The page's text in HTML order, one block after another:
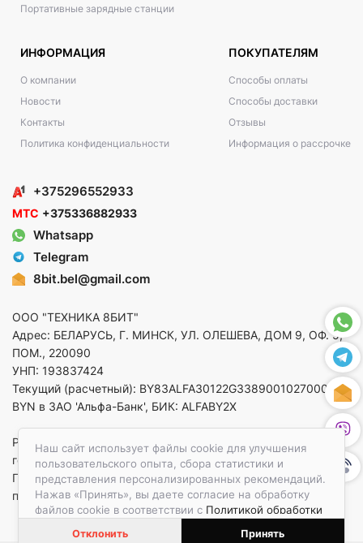
Наш сайт использует файлы cookie для улучшения
пользовательского опыта, сбора статистики и
представления персонализированных рекомендаций.
Нажав «Принять», вы даете согласие на обработку
файлов cookie в соответствии с Политикой обработки
Отклонить Принять
Портативные зарядные станции
ИНФОРМАЦИЯ
О компании
Новости
Контакты
Политика конфиденциальности
ПОКУПАТЕЛЯМ
Способы оплаты
Способы доставки
Отзывы
Информация о рассрочке
+375296552933
МТС +375336882933
Whatsapp
Telegram
8bit.bel@gmail.com
ООО "ТЕХНИКА 8БИТ"
Адрес: БЕЛАРУСЬ, Г. МИНСК, УЛ. ОЛЕШЕВА, ДОМ 9, ОФ. 5,
ПОМ., 220090
УНП: 193837424
Текущий (расчетный): BY83ALFA30122G33890010270000 в
BYN в ЗАО 'Альфа-Банк', БИК: ALFABY2X
Регистрация в торговом реестре от 14.08.2025 Минский
горисполком
По вопросам защиты прав потребителей
приемная:+375173783412